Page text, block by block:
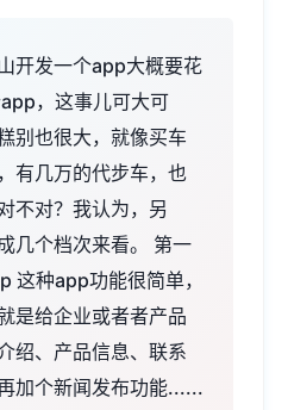
开发一个app大概要花
，这事儿可大可
别也很大，就像买车
有几万的代步车，也
不对？我认为，另
几个档次来看。 第一
这种app功能很简单，
是给企业或者者产品
绍、产品信息、联系
加个新闻发布功能......